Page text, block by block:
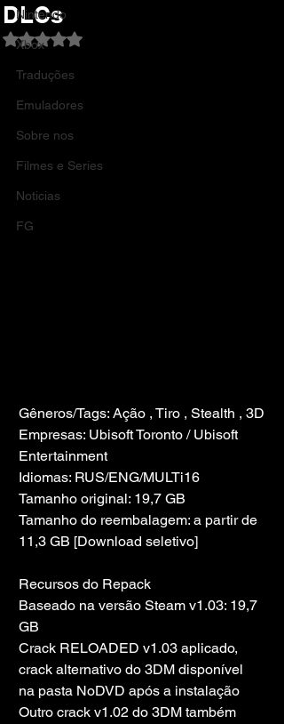
Nintendo
Xbox
Traduções
Emuladores
Sobre nos
Filmes e Series
Noticias
FG
DLCs
Avaliado com NaN de 5 estrelas.
Gêneros/Tags: Ação , Tiro , Stealth , 3D
Empresas: Ubisoft Toronto / Ubisoft
Entertainment
Idiomas: RUS/ENG/MULTi16
Tamanho original: 19,7 GB
Tamanho do reembalagem: a partir de
11,3 GB [Download seletivo]
Recursos do Repack
Baseado na versão Steam v1.03: 19,7
GB
Crack RELOADED v1.03 aplicado,
crack alternativo do 3DM disponível
na pasta NoDVD após a instalação
Outro crack v1.02 do 3DM também